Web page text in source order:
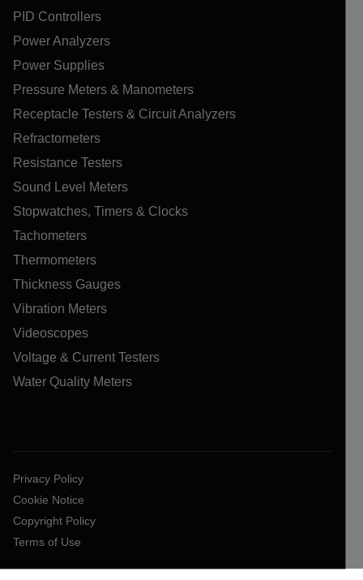
PID Controllers
Power Analyzers
Power Supplies
Pressure Meters & Manometers
Receptacle Testers & Circuit Analyzers
Refractometers
Resistance Testers
Sound Level Meters
Stopwatches, Timers & Clocks
Tachometers
Thermometers
Thickness Gauges
Vibration Meters
Videoscopes
Voltage & Current Testers
Water Quality Meters
Privacy Policy
Cookie Notice
Copyright Policy
Terms of Use